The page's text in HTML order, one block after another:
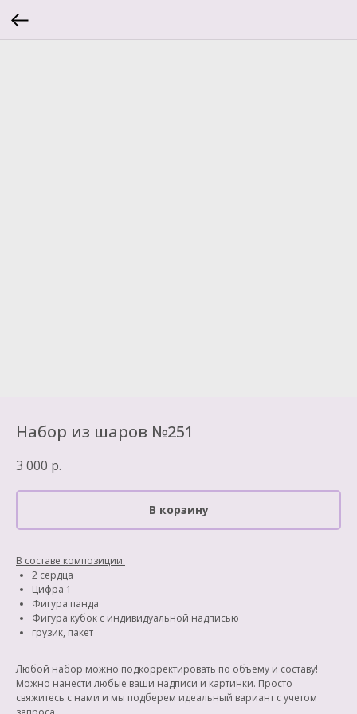
Набор из шаров №251
3 000 р.
В корзину
В составе композиции:
2 сердца
Цифра 1
Фигура панда
Фигура кубок с индивидуальной надписью
грузик, пакет
Любой набор можно подкорректировать по объему и составу!
Можно нанести любые ваши надписи и картинки. Просто
свяжитесь с нами и мы подберем идеальный вариант с учетом